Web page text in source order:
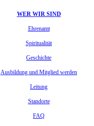
WER WIR SIND
Ehrenamt
Spiritualität
Geschichte
Ausbildung und Mitglied werden
Leitung
Standorte
FAQ